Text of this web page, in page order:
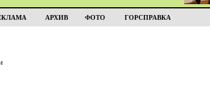
АРХИВ ФОТО ГОРСПРАВКА